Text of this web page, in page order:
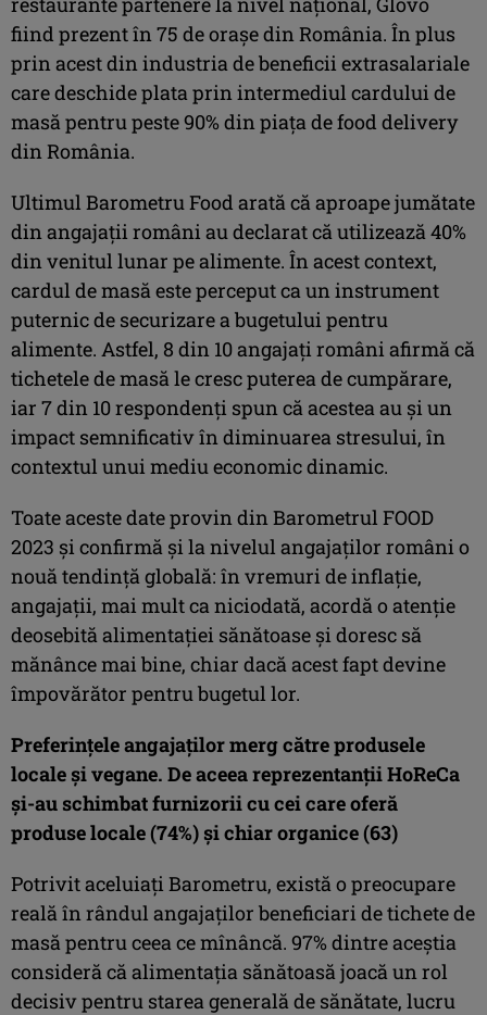
fiind prezent în 75 de orașe din România. În plus
prin acest din industria de beneficii extrasalariale
care deschide plata prin intermediul cardului de
masă pentru peste 90% din piața de food delivery
din România.
Ultimul Barometru Food arată că aproape jumătate
din angajații români au declarat că utilizează 40%
din venitul lunar pe alimente. În acest context,
cardul de masă este perceput ca un instrument
puternic de securizare a bugetului pentru
alimente. Astfel, 8 din 10 angajați români afirmă că
tichetele de masă le cresc puterea de cumpărare,
iar 7 din 10 respondenți spun că acestea au și un
impact semnificativ în diminuarea stresului, în
contextul unui mediu economic dinamic.
Toate aceste date provin din Barometrul FOOD
2023 și confirmă și la nivelul angajaților români o
nouă tendință globală: în vremuri de inflație,
angajații, mai mult ca niciodată, acordă o atenție
deosebită alimentației sănătoase și doresc să
mănânce mai bine, chiar dacă acest fapt devine
împovărător pentru bugetul lor.
Preferințele angajaților merg către produsele
locale și vegane. De aceea reprezentanții HoReCa
și-au schimbat furnizorii cu cei care oferă
produse locale (74%) și chiar organice (63)
Potrivit aceluiați Barometru, există o preocupare
reală în rândul angajaților beneficiari de tichete de
masă pentru ceea ce mînâncă. 97% dintre aceștia
consideră că alimentația sănătoasă joacă un rol
decisiv pentru starea generală de sănătate, lucru